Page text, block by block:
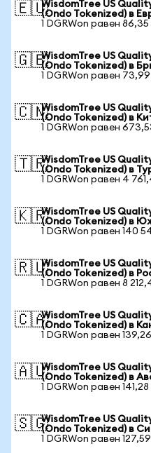
🇪🇺WisdomTree US
(Ondo Tokenized) в
1 DGRWon равен
🇬🇧WisdomTree US
(Ondo Tokenized) в
1 DGRWon равен 73,99
🇨🇳WisdomTree US
(Ondo Tokenized) в
1 DGRWon равен
🇹🇷WisdomTree US
(Ondo Tokenized) в
1 DGRWon равен 4
🇰🇷WisdomTree US
(Ondo Tokenized) в
1 DGRWon равен 140
🇷🇺WisdomTree US
(Ondo Tokenized) в
1 DGRWon равен 8
🇨🇦WisdomTree US
(Ondo Tokenized) в
1 DGRWon равен
🇦🇺WisdomTree US
(Ondo Tokenized) в
1 DGRWon равен 141,28
🇸🇬WisdomTree US
(Ondo Tokenized) в
1 DGRWon равен